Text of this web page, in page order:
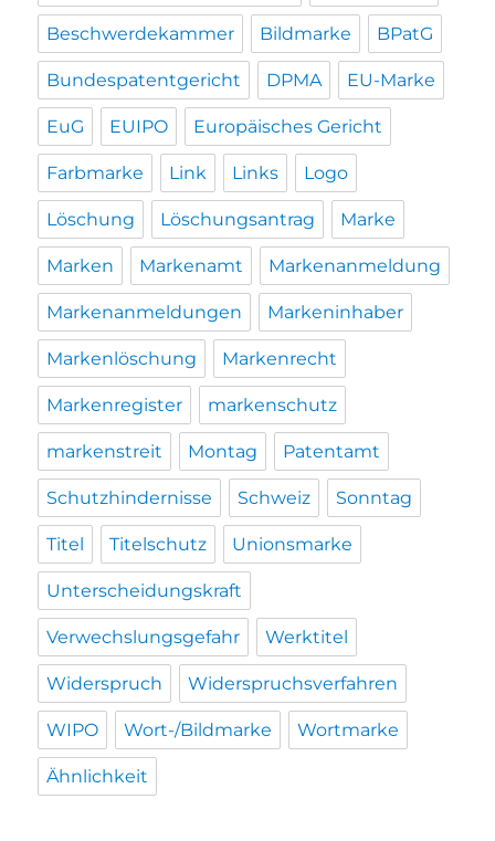
Beschwerdekammer Bildmarke BPatG
Bundespatentgericht DPMA EU-Marke
EuG EUIPO Europäisches Gericht
Farbmarke Link Links Logo
Löschung Löschungsantrag Marke
Marken Markenamt Markenanmeldung
Markenanmeldungen Markeninhaber
Markenlöschung Markenrecht
Markenregister markenschutz
markenstreit Montag Patentamt
Schutzhindernisse Schweiz Sonntag
Titel Titelschutz Unionsmarke
Unterscheidungskraft
Verwechslungsgefahr Werktitel
Widerspruch Widerspruchsverfahren
WIPO Wort-/Bildmarke Wortmarke
Ähnlichkeit